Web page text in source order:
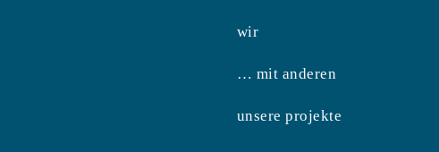
wir
… mit anderen
unsere projekte